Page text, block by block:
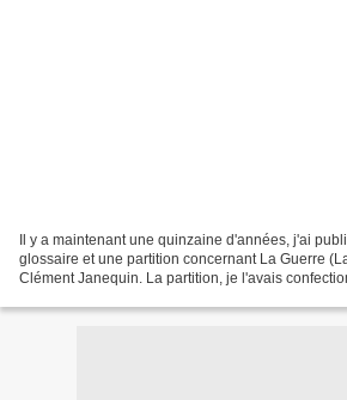
Il y a maintenant une quinzaine d'années, j'ai
glossaire et une partition concernant La Guerre
Clément Janequin. La partition, je l'avais